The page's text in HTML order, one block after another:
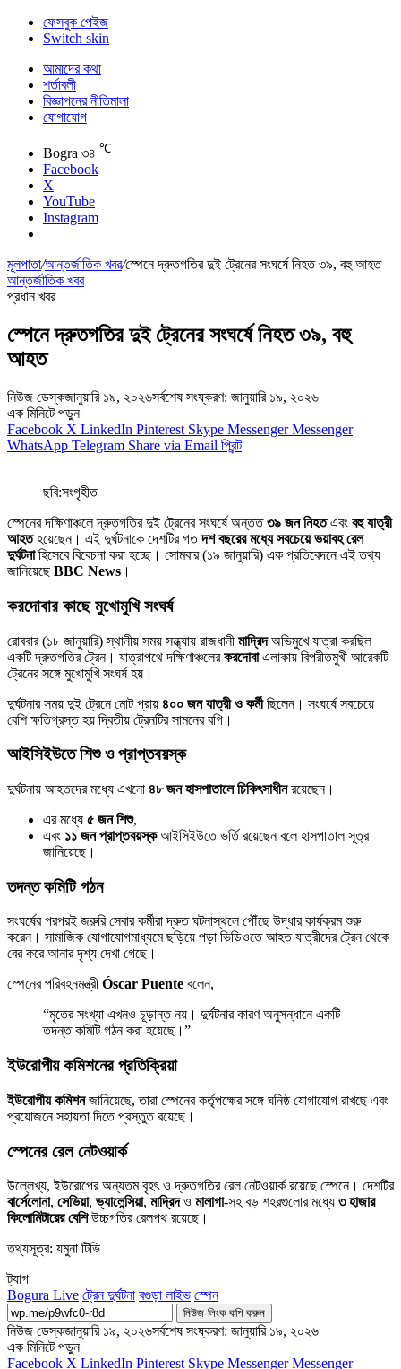
ফেসবুক পেইজ
Switch skin
আমাদের কথা
শর্তাবলী
বিজ্ঞাপনের নীতিমালা
যোগাযোগ
Bogra ৩৪ ℃
Facebook
X
YouTube
Instagram
মূলপাতা/আন্তর্জাতিক খবর/স্পেনে দ্রুতগতির দুই ট্রেনের সংঘর্ষে নিহত ৩৯, বহু আহত
আন্তর্জাতিক খবর
প্রধান খবর
স্পেনে দ্রুতগতির দুই ট্রেনের সংঘর্ষে নিহত ৩৯, বহু
আহত
নিউজ ডেস্কজানুয়ারি ১৯, ২০২৬সর্বশেষ সংষ্করণ: জানুয়ারি ১৯, ২০২৬
এক মিনিটে পড়ুন
Facebook X LinkedIn Pinterest Skype Messenger Messenger
WhatsApp Telegram Share via Email প্রিন্ট
ছবি:সংগৃহীত
স্পেনের দক্ষিণাঞ্চলে দ্রুতগতির দুই ট্রেনের সংঘর্ষে অন্তত৩৯ জন নিহতএবং বহু যাত্রী
আহতহয়েছেন। এই দুর্ঘটনাকে দেশটির গতদশ বছরের মধ্যে সবচেয়ে ভয়াবহ রেল
দুর্ঘটনাহিসেবে বিবেচনা করা হচ্ছে। সোমবার (১৯ জানুয়ারি) এক প্রতিবেদনে এই তথ্য
জানিয়েছেBBC News ।
করদোবার কাছে মুখোমুখি সংঘর্ষ
রোববার (১৮ জানুয়ারি) স্থানীয় সময় সন্ধ্যায় রাজধানী মাদ্রিদঅভিমুখে যাত্রা করছিল
একটি দ্রুতগতির ট্রেন। যাত্রাপথে দক্ষিণাঞ্চলেরকরদোবাএলাকায় বিপরীতমুখী আরেকটি
ট্রেনের সঙ্গে মুখোমুখি সংঘর্ষ হয়।
দুর্ঘটনার সময় দুই ট্রেনে মোট প্রায় ৪০০ জন যাত্রী ও কর্মীছিলেন। সংঘর্ষে সবচেয়ে
বেশি ক্ষতিগ্রস্ত হয় দ্বিতীয় ট্রেনটির সামনের বগি।
আইসিইউতে শিশু ও প্রাপ্তবয়স্ক
দুর্ঘটনায় আহতদের মধ্যে এখনো ৪৮ জন হাসপাতালে চিকিৎসাধীনরয়েছেন।
এর মধ্যে ৫ জন শিশু,
এবং ১১ জন প্রাপ্তবয়স্কআইসিইউতে ভর্তি রয়েছেন বলে হাসপাতাল সূত্র
জানিয়েছে।
তদন্ত কমিটি গঠন
সংঘর্ষের পরপরই জরুরি সেবার কর্মীরা দ্রুত ঘটনাস্থলে পৌঁছে উদ্ধার কার্যক্রম শুরু
করেন। সামাজিক যোগাযোগমাধ্যমে ছড়িয়ে পড়া ভিডিওতে আহত যাত্রীদের ট্রেন থেকে
বের করে আনার দৃশ্য দেখা গেছে।
স্পেনের পরিবহনমন্ত্রী Óscar Puente বলেন,
“মৃতের সংখ্যা এখনও চূড়ান্ত নয়। দুর্ঘটনার কারণ অনুসন্ধানে একটি
তদন্ত কমিটি গঠন করা হয়েছে।”
ইউরোপীয় কমিশনের প্রতিক্রিয়া
ইউরোপীয় কমিশনজানিয়েছে, তারা স্পেনের কর্তৃপক্ষের সঙ্গে ঘনিষ্ঠ যোগাযোগ রাখছে এবং
প্রয়োজনে সহায়তা দিতে প্রস্তুত রয়েছে।
স্পেনের রেল নেটওয়ার্ক
উল্লেখ্য, ইউরোপের অন্যতম বৃহৎ ও দ্রুতগতির রেল নেটওয়ার্ক রয়েছে স্পেনে। দেশটির
বার্সেলোনা, সেভিয়া,ভ্যালেন্সিয়া, মাদ্রিদও মালাগা-সহ বড় শহরগুলোর মধ্যে ৩ হাজার
কিলোমিটারের বেশিউচ্চগতির রেলপথ রয়েছে।
তথ্যসূত্র: যমুনা টিভি
ট্যাগ
Bogura Live ট্রেন দুর্ঘটনা বগুড়া লাইভ স্পেন
নিউজ লিংক কপি করুন
নিউজ ডেস্কজানুয়ারি ১৯, ২০২৬সর্বশেষ সংষ্করণ: জানুয়ারি ১৯, ২০২৬
এক মিনিটে পড়ুন
Facebook X LinkedIn Pinterest Skype Messenger Messenger